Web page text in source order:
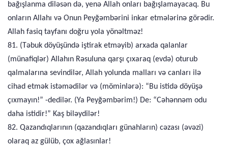
bağışlanma diləsən də, yenə Allah onları bağışlamayacaq. Bu
onların Allahı və Onun Peyğəmbərini inkar etmələrinə görədir.
Allah fasiq tayfanı doğru yola yönəltməz!
81. (Təbuk döyüşündə iştirak etməyib) arxada qalanlar
(münafiqlər) Allahın Rəsuluna qarşı çıxaraq (evdə) oturub
qalmalarına sevindilər, Allah yolunda malları və canları ilə
cihad etmək istəmədilər və (möminlərə): “Bu istidə döyüşə
çıxmayın!” -dedilər. (Ya Peyğəmbərim!) De: “Cəhənnəm odu
daha istidir!” Kaş biləydilər!
82. Qazandıqlarının (qazandıqları günahların) cəzası (əvəzi)
olaraq az gülüb, çox ağlasınlar!